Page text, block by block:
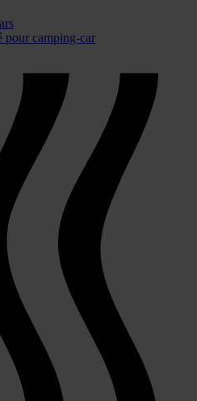
pour camping-car